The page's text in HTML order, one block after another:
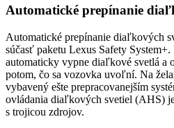
Automatické prepínanie
Automatické prepínanie diaľkových
súčasť paketu Lexus Safety
automaticky vypne diaľkové svetlá a
potom, čo sa vozovka uvoľní. Na
vybavený ešte prepracovanejším
ovládania diaľkových svetiel (AHS)
s trojicou zdrojov.